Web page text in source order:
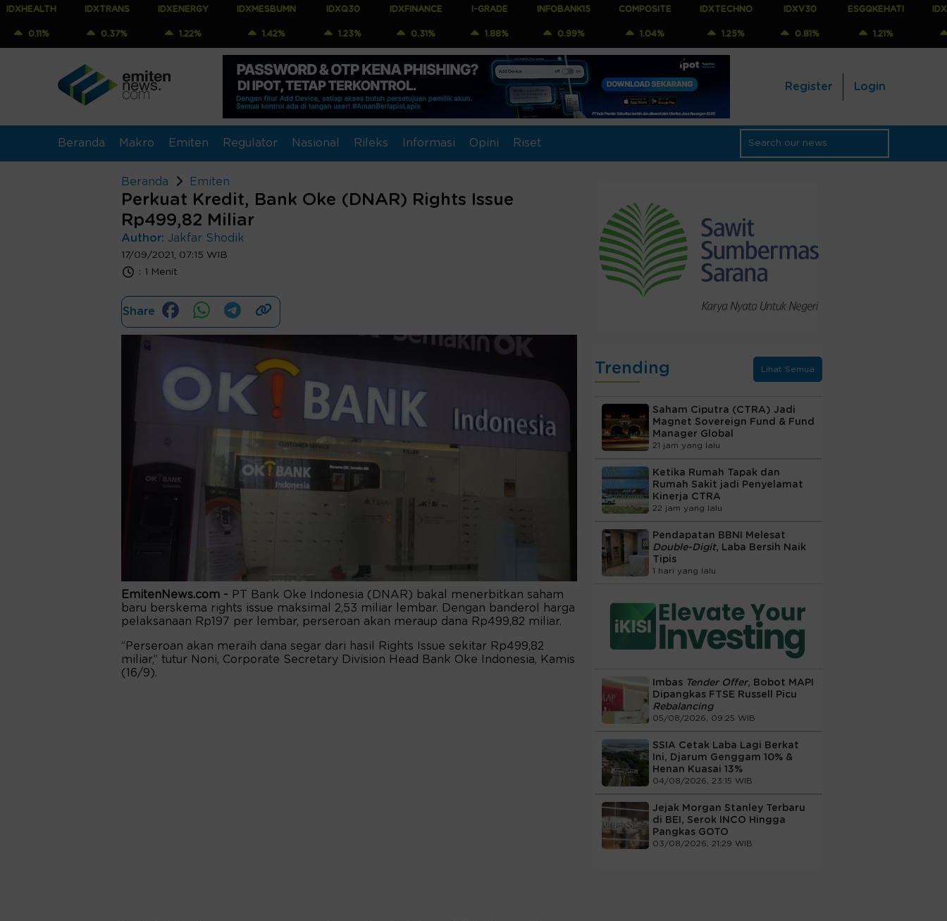
IDXTRANS IDXENERGY IDXMESBUMN IDXQ30 IDXFINANCE
0.31%
I-GRADE
1.88%
INFOBANK15
0.99%
COMPOSITE IDXTECHNO IDXV30
0.81%
ESGQKEHATI IDXNONCYC
Register Login
Beranda Makro Emiten Regulator Nasional Rileks Informasi Opini Riset
Beranda Emiten
Perkuat Kredit, Bank Oke (DNAR) Rights Issue
Rp499,82 Miliar
Author: Jakfar Shodik
17/09/2021, 07:15 WIB
: 1 Menit
Share
EmitenNews.com - PT Bank Oke Indonesia (DNAR) bakal menerbitkan saham
baru berskema rights issue maksimal 2,53 miliar lembar. Dengan banderol harga
pelaksanaan Rp197 per lembar, perseroan akan meraup dana Rp499,82 miliar.
”Perseroan akan meraih dana segar dari hasil Rights Issue sekitar Rp499,82
miliar,” tutur Noni, Corporate Secretary Division Head Bank Oke Indonesia, Kamis
(16/9).
Trending Lihat Semua
Saham Ciputra (CTRA) Jadi
Magnet Sovereign Fund & Fund
Manager Global
21 jam yang lalu
Ketika Rumah Tapak dan
Rumah Sakit jadi Penyelamat
Kinerja CTRA
22 jam yang lalu
Pendapatan BBNI Melesat
Double-Digit, Laba Bersih Naik
Tipis
1 hari yang lalu
Imbas Tender Offer, Bobot MAPI
Dipangkas FTSE Russell Picu
Rebalancing
05/08/2026, 09:25 WIB
SSIA Cetak Laba Lagi Berkat
Ini, Djarum Genggam 10% &
Henan Kuasai 13%
04/08/2026, 23:15 WIB
Jejak Morgan Stanley Terbaru
di BEI, Serok INCO Hingga
Pangkas GOTO
03/08/2026, 21:29 WIB